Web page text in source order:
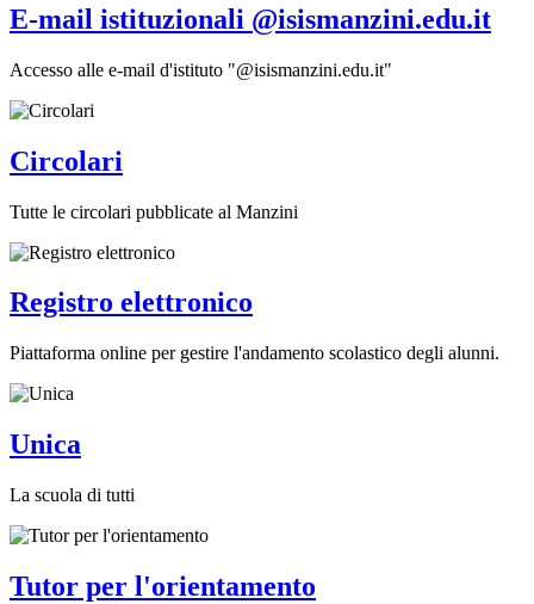
E-mail istituzionali @isismanzini.edu.it
Accesso alle e-mail d'istituto "@isismanzini.edu.it"
Circolari
Tutte le circolari pubblicate al Manzini
Registro elettronico
Piattaforma online per gestire l'andamento scolastico degli alunni.
Unica
La scuola di tutti
Tutor per l'orientamento